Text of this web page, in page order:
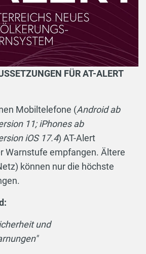
FÜR AT-ALERT
Mobiltelefone (Android ab
11; iPhones ab
iOS 17.4) AT-Alert
Warnstufe empfangen. Ältere
können nur die höchste
und